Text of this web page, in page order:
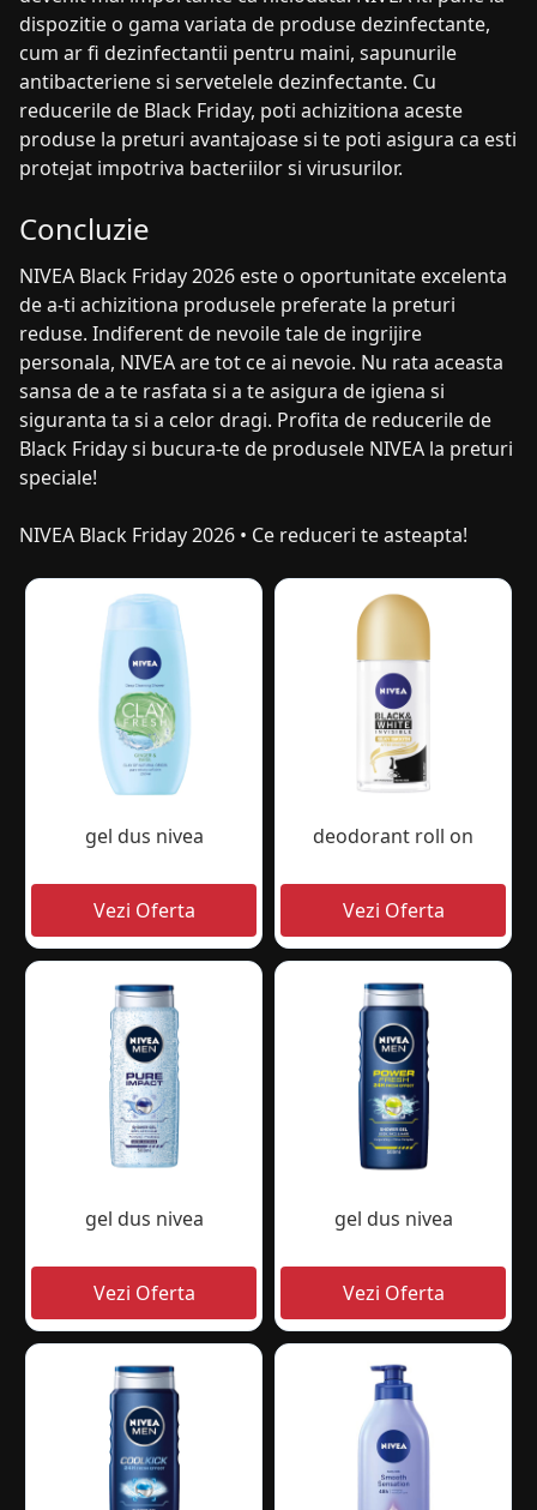
dispozitie o gama variata de produse dezinfectante,
cum ar fi dezinfectantii pentru maini, sapunurile
antibacteriene si servetelele dezinfectante. Cu
reducerile de Black Friday, poti achizitiona aceste
produse la preturi avantajoase si te poti asigura ca esti
protejat impotriva bacteriilor si virusurilor.
Concluzie
NIVEA Black Friday 2026 este o oportunitate excelenta
de a-ti achizitiona produsele preferate la preturi
reduse. Indiferent de nevoile tale de ingrijire
personala, NIVEA are tot ce ai nevoie. Nu rata aceasta
sansa de a te rasfata si a te asigura de igiena si
siguranta ta si a celor dragi. Profita de reducerile de
Black Friday si bucura-te de produsele NIVEA la preturi
speciale!
NIVEA Black Friday 2026 • Ce reduceri te asteapta!
gel dus nivea deodorant roll on
gel dus nivea gel dus nivea